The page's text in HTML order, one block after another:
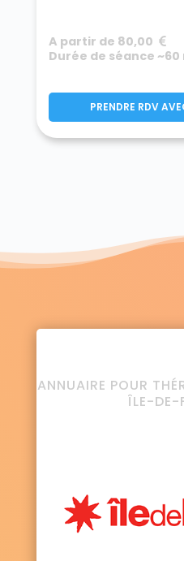
A partir de 80,00
Durée de séance ~60
PRENDRE RDV
ANNUAIRE POUR
ÎLE-DE-